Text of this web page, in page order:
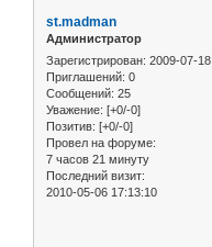
st.madman
Администратор
Зарегистрирован: 2009-07-18
Приглашений: 0
Сообщений: 25
Уважение: [+0/-0]
Позитив: [+0/-0]
Провел на форуме:
7 часов 21 минуту
Последний визит:
2010-05-06 17:13:10